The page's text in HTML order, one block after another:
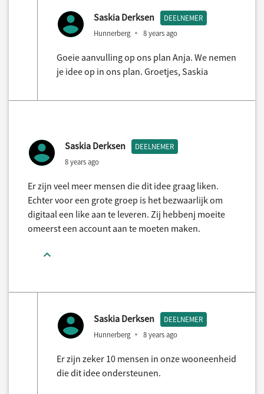
Saskia Derksen DEELNEMER
Hunnerberg 8 years ago
Goeie aanvulling op ons plan Anja. We nemen
je idee op in ons plan. Groetjes, Saskia
Saskia Derksen DEELNEMER
8 years ago
Er zijn veel meer mensen die dit idee graag liken.
Echter voor een grote groep is het bezwaarlijk om
digitaal een like aan te leveren. Zij hebbenj moeite
omeerst een account aan te moeten maken.
Saskia Derksen DEELNEMER
Hunnerberg 8 years ago
Er zijn zeker 10 mensen in onze wooneenheid
die dit idee ondersteunen.